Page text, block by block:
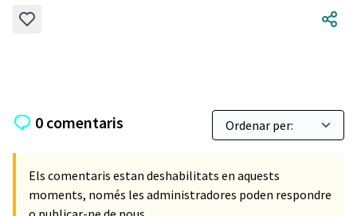
0 comentaris
Els comentaris estan deshabilitats en aquests
moments, només les administradores poden respondre